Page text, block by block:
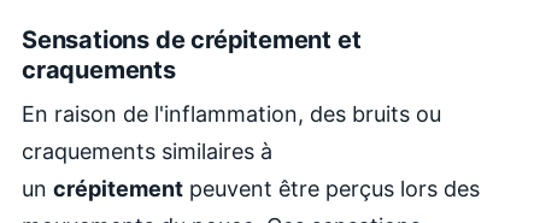
Sensations de crépitement et
craquements
En raison de l'inflammation, des bruits ou
craquements similaires à
un crépitement peuvent être perçus lors des